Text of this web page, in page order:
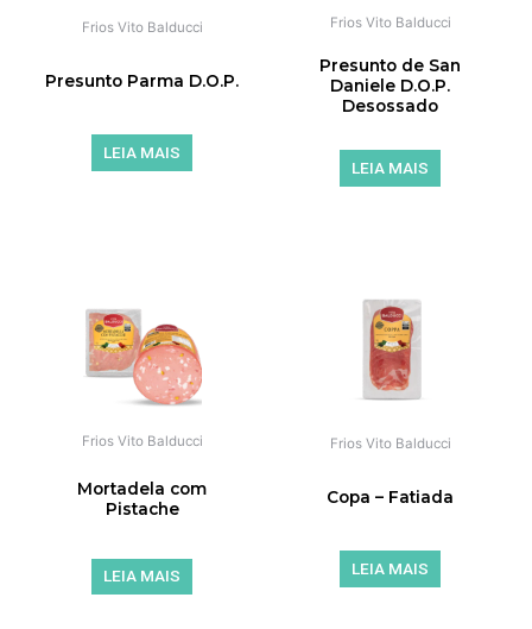
Frios Vito Balducci
Presunto Parma D.O.P.
LEIA MAIS
Frios Vito Balducci
Presunto de San
Daniele D.O.P.
Desossado
LEIA MAIS
Frios Vito Balducci
Mortadela com
Pistache
LEIA MAIS
Frios Vito Balducci
Copa – Fatiada
LEIA MAIS